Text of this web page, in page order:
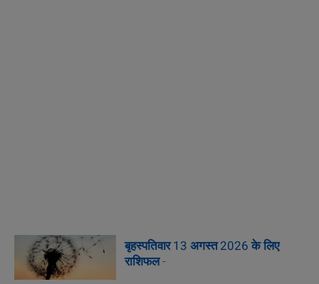
बृहस्पतिवार 13 अगस्त 2026 के लिए
राशिफल-